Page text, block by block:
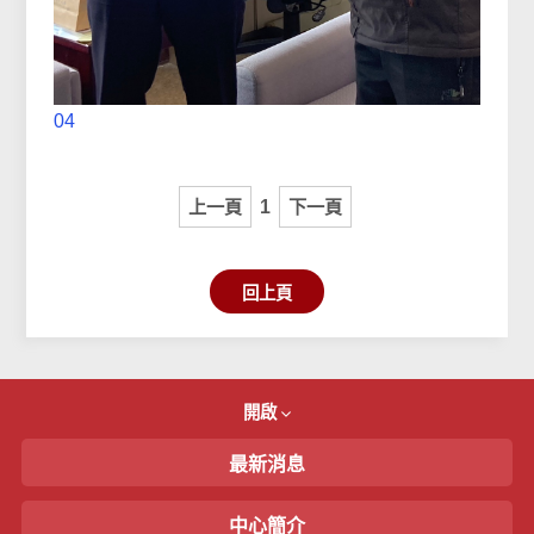
04
上一頁 1 下一頁
回上頁
開啟
最新消息
中心簡介